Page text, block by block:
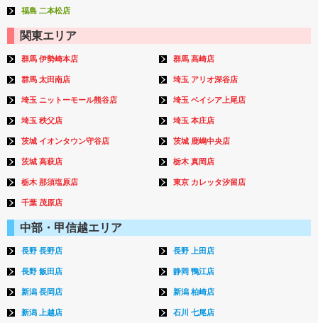
福島 二本松店
関東エリア
群馬 伊勢崎本店 群馬 高崎店
群馬 太田南店 埼玉 アリオ深谷店
埼玉 ニットーモール熊谷店 埼玉 ベイシア上尾店
埼玉 秩父店 埼玉 本庄店
茨城 イオンタウン守谷店 茨城 鹿嶋中央店
茨城 高萩店 栃木 真岡店
栃木 那須塩原店 東京 カレッタ汐留店
千葉 茂原店
中部・甲信越エリア
長野 長野店 長野 上田店
長野 飯田店 静岡 鴨江店
新潟 長岡店 新潟 柏崎店
新潟 上越店 石川 七尾店